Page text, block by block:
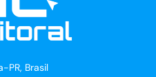
PR, Brasil